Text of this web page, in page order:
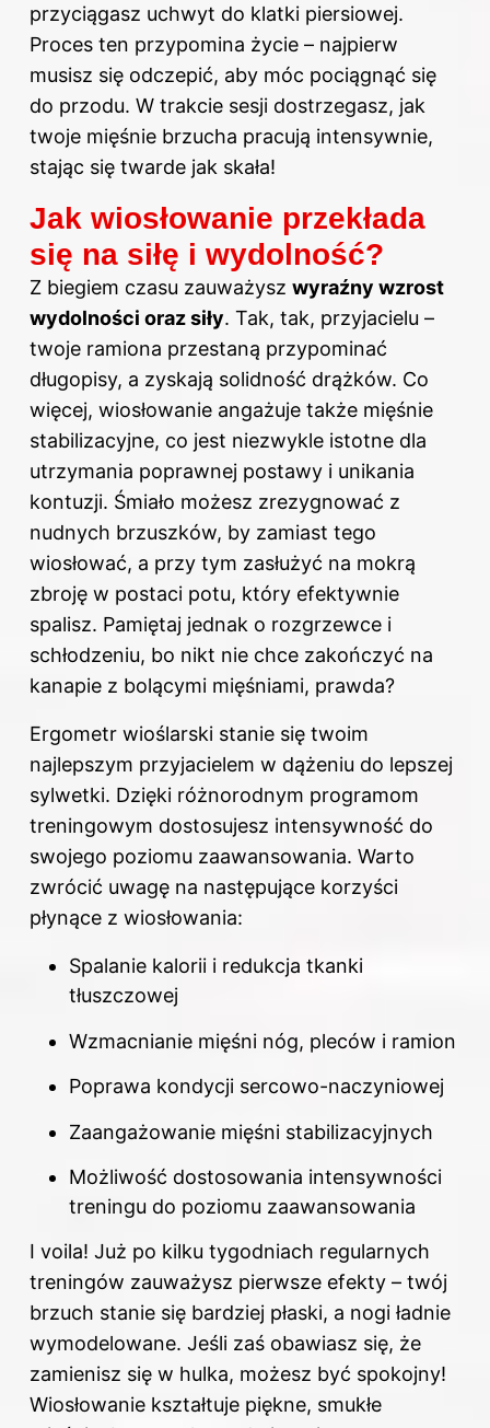
przyciągasz uchwyt do klatki piersiowej.
Proces ten przypomina życie – najpierw
musisz się odczepić, aby móc pociągnąć się
do przodu. W trakcie sesji dostrzegasz, jak
twoje mięśnie brzucha pracują intensywnie,
stając się twarde jak skała!
Jak wiosłowanie przekłada
się na siłę i wydolność?
Z biegiem czasu zauważysz wyraźny wzrost
wydolności oraz siły. Tak, tak, przyjacielu –
twoje ramiona przestaną przypominać
długopisy, a zyskają solidność drążków. Co
więcej, wiosłowanie angażuje także mięśnie
stabilizacyjne, co jest niezwykle istotne dla
utrzymania poprawnej postawy i unikania
kontuzji. Śmiało możesz zrezygnować z
nudnych brzuszków, by zamiast tego
wiosłować, a przy tym zasłużyć na mokrą
zbroję w postaci potu, który efektywnie
spalisz. Pamiętaj jednak o rozgrzewce i
schłodzeniu, bo nikt nie chce zakończyć na
kanapie z bolącymi mięśniami, prawda?
Ergometr wioślarski stanie się twoim
najlepszym przyjacielem w dążeniu do lepszej
sylwetki. Dzięki różnorodnym programom
treningowym dostosujesz intensywność do
swojego poziomu zaawansowania. Warto
zwrócić uwagę na następujące korzyści
płynące z wiosłowania:
Spalanie kalorii i redukcja tkanki
tłuszczowej
Wzmacnianie mięśni nóg, pleców i ramion
Poprawa kondycji sercowo-naczyniowej
Zaangażowanie mięśni stabilizacyjnych
Możliwość dostosowania intensywności
treningu do poziomu zaawansowania
I voila! Już po kilku tygodniach regularnych
treningów zauważysz pierwsze efekty – twój
brzuch stanie się bardziej płaski, a nogi ładnie
wymodelowane. Jeśli zaś obawiasz się, że
zamienisz się w hulka, możesz być spokojny!
Wiosłowanie kształtuje piękne, smukłe